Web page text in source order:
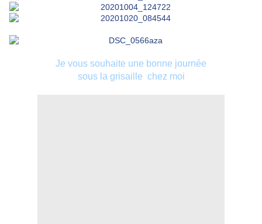
Je vous souhaite une bonne journée
sous la grisaille chez moi